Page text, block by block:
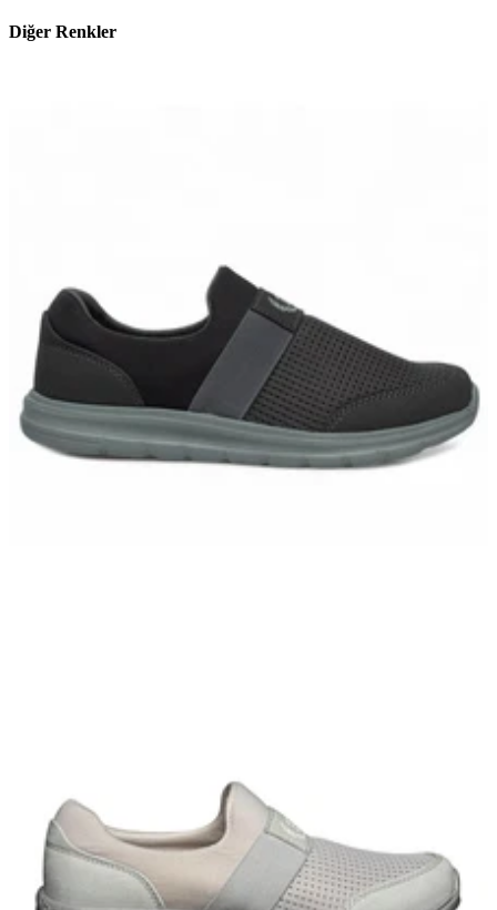
Diğer Renkler